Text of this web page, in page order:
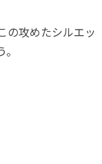
の攻めたシルエッ